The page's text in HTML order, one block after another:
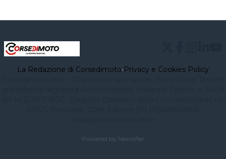
La Redazione di Corsedimoto•Privacy e Cookies Policy
Powered by Newsifier